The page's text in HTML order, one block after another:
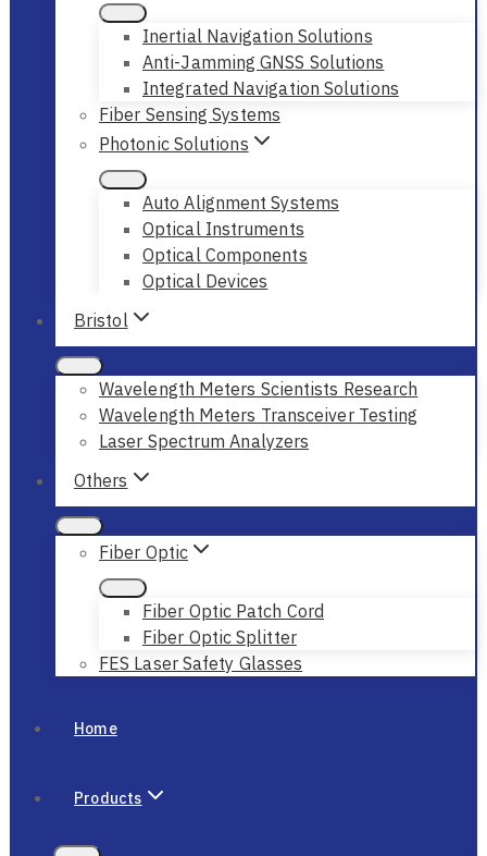
Inertial Navigation Solutions
Anti-Jamming GNSS Solutions
Integrated Navigation Solutions
Fiber Sensing Systems
Photonic Solutions
Auto Alignment Systems
Optical Instruments
Optical Components
Optical Devices
Bristol
Wavelength Meters Scientists Research
Wavelength Meters Transceiver Testing
Laser Spectrum Analyzers
Others
Fiber Optic
Fiber Optic Patch Cord
Fiber Optic Splitter
FES Laser Safety Glasses
Home
Products